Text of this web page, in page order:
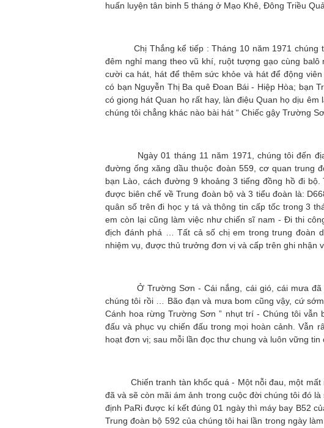
huấn luyện tân binh 5 tháng ở Mạo Khê, Đông Triều
Chị Thắng kể tiếp : Tháng 10 năm 1971 chúng
đêm nghỉ mang theo vũ khí, ruột tượng gạo cùng
cười ca hát, hát để thêm sức khỏe và hát để động
có bạn Nguyễn Thị Ba quê Đoan Bái - Hiệp Hòa; bạn
có giọng hát Quan họ rất hay, làn điệu Quan họ dịu
chúng tôi chẳng khác nào bài hát “ Chiếc gậy Trường
Ngày 01 tháng 11 năm 1971, chúng tôi đến địa
đường ống xăng dầu thuộc đoàn 559, cơ quan trung
bạn Lào, cách đường 9 khoảng 3 tiếng đồng hồ đi
được biên chế về Trung đoàn bộ và 3 tiểu đoàn là:
quân số trên đi học y tá và thông tin cấp tốc trong 3
em còn lại cũng làm việc như chiến sĩ nam - Đi thi
địch đánh phá … Tất cả số chị em trong trung đoàn
nhiệm vụ, được thủ trưởng đơn vị và cấp trên ghi nhận
Ở Trường Sơn - Cái nắng, cái gió, cái mưa đã
chúng tôi rồi … Bão đạn và mưa bom cũng vậy, cứ
Cánh hoa rừng Trường Sơn ” nhụt trí - Chúng tôi
đấu và phục vụ chiến đấu trong mọi hoàn cảnh. Vẫn
hoạt đơn vị; sau mỗi lần đọc thư chung và luôn vững
Chiến tranh tàn khốc quá - Một nỗi đau, một mất
đã và sẽ còn mãi ám ảnh trong cuộc đời chúng tôi đó
định PaRi được kí kết đúng 01 ngày thì máy bay B52
Trung đoàn bộ 592 của chúng tôi hai lần trong ngày